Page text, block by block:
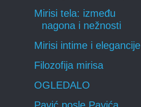
Mirisi tela: između
nagona i nežnosti
Mirisi intime i elegancije
Filozofija mirisa
OGLEDALO